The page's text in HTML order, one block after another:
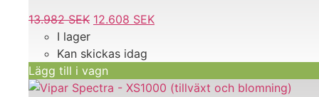
13.982SEK Det
priset
var:
13.982 SEK.
12.608 SEK
12.608 SEK.
I lager
Kan skickas idag
Lägg till i vagn